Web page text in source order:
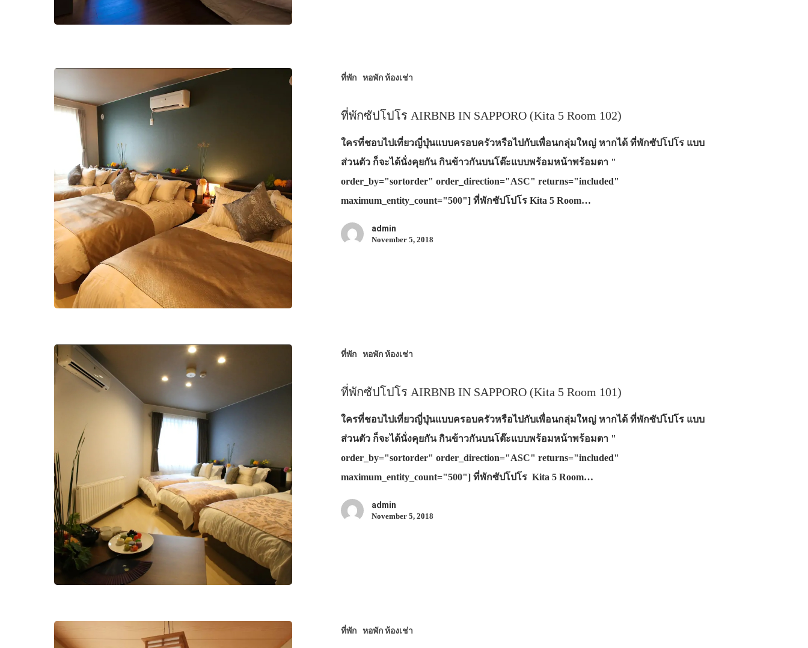
ที่พัก หอพัก ห้องเช่า
ที่พักซัปโปโร AIRBNB IN SAPPORO (Kita 5 Room 102)
ใครที่ชอบไปเที่ยวญี่ปุ่นแบบครอบครัวหรือไปกับเพื่อนกลุ่มใหญ่ หากได้ ที่พักซัปโปโร แบบ
ส่วนตัว ก็จะได้นั่งคุยกัน กินข้าวกันบนโต๊ะแบบพร้อมหน้าพร้อมตา "
order_by="sortorder" order_direction="ASC" returns="included"
maximum_entity_count="500"] ที่พักซัปโปโร Kita 5 Room…
admin
November 5, 2018
ที่พัก หอพัก ห้องเช่า
ที่พักซัปโปโร AIRBNB IN SAPPORO (Kita 5 Room 101)
ใครที่ชอบไปเที่ยวญี่ปุ่นแบบครอบครัวหรือไปกับเพื่อนกลุ่มใหญ่ หากได้ ที่พักซัปโปโร แบบ
ส่วนตัว ก็จะได้นั่งคุยกัน กินข้าวกันบนโต๊ะแบบพร้อมหน้าพร้อมตา "
order_by="sortorder" order_direction="ASC" returns="included"
maximum_entity_count="500"] ที่พักซัปโปโร Kita 5 Room…
admin
November 5, 2018
ที่พัก หอพัก ห้องเช่า